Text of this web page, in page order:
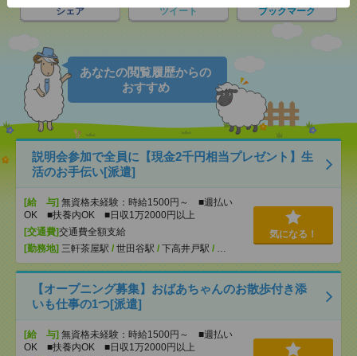
シェア ツイート ブックマーク
あなたの閲覧履歴からの
おすすめ
説明会参加で全員に【現金2千円相当プレゼント】生
活のお手伝い[派遣]
[給 与] 無資格未経験：時給1500円～ ■週払い
OK ■扶養内OK ■日収1万2000円以上
[交通費]交通費全額支給
[勤務地] 三軒茶屋駅 / 世田谷駅 / 下高井戸駅 / …
気になる！
【オープニング募集】おばあちゃんのお散歩付き添
いも仕事の1つ[派遣]
[給 与] 無資格未経験：時給1500円～ ■週払い
OK ■扶養内OK ■日収1万2000円以上